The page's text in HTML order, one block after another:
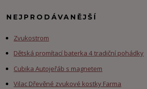
NEJPRODÁVANĚJŠÍ
Zvukostrom
Dětská promítací baterka 4 tradiční pohádky
Cubika Autojeřáb s magnetem
Vilac Dřevěné zvukové kostky Farma